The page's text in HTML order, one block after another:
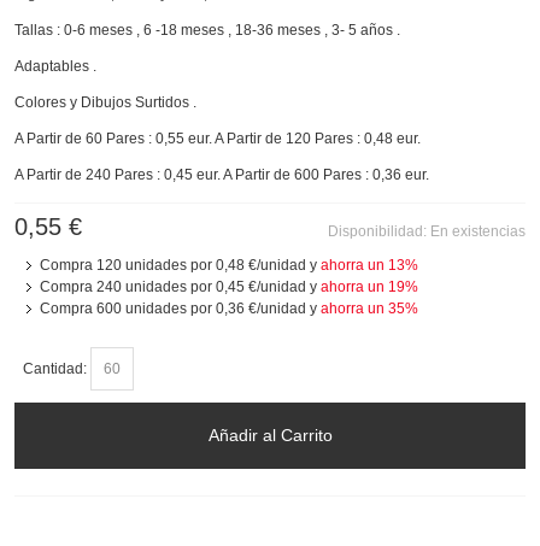
Tallas : 0-6 meses , 6 -18 meses , 18-36 meses , 3- 5 años .
Adaptables .
Colores y Dibujos Surtidos .
A Partir de 60 Pares : 0,55 eur. A Partir de 120 Pares : 0,48 eur.
A Partir de 240 Pares : 0,45 eur. A Partir de 600 Pares : 0,36 eur.
Disponibilidad: En existencias
0,55 €
Compra 120 unidades por 0,48 €/unidad y ahorra un 13%
Compra 240 unidades por 0,45 €/unidad y ahorra un 19%
Compra 600 unidades por 0,36 €/unidad y ahorra un 35%
Cantidad:
Añadir al Carrito